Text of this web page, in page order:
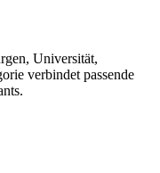
Universität,
verbindet passende